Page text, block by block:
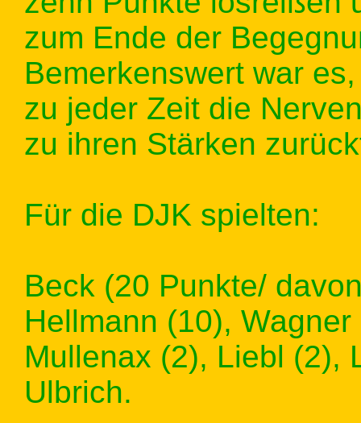
zum Ende der
Bemerkenswert war
zu jeder Zeit die
zu ihren Stärken
Für die DJK spielten:
Beck (20 Punkte/
Hellmann (10),
Mullenax (2), Liebl (2),
Ulbrich.